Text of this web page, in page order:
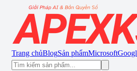
Trang chủBlogSản phẩmMicrosoft